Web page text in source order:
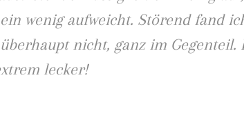
wenig aufweicht. Störend fand
nicht, ganz im Gegenteil.
lecker!